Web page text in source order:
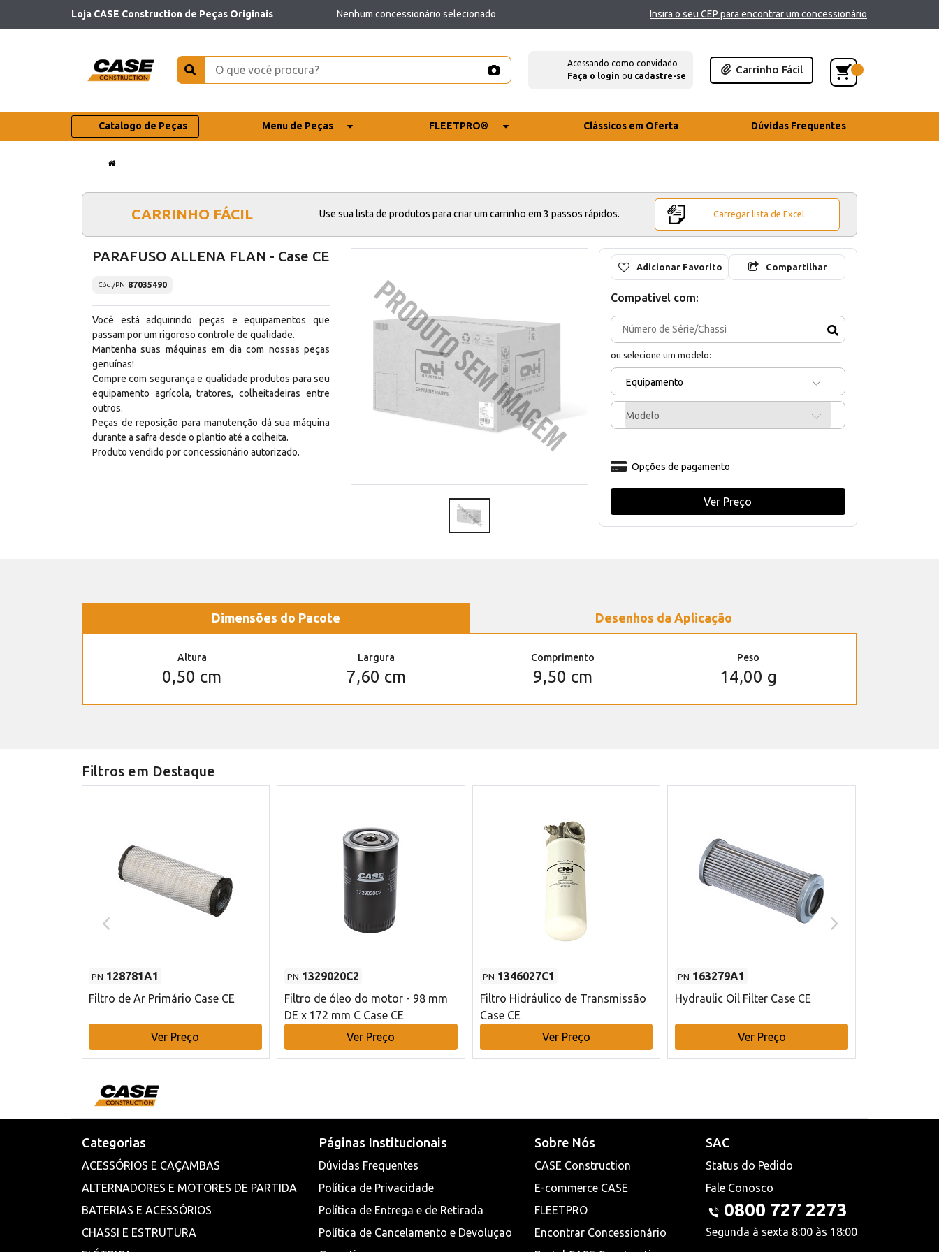
Loja CASE Construction de Peças Originais Nenhum concessionário selecionado Insira o seu CEP para encontrar um concessionário
Acessando como convidado
Faça o login ou cadastre-se
Carrinho Fácil
Catalogo de Peças Menu de Peças FLEETPRO® Clássicos em Oferta Dúvidas Frequentes
CARRINHO FÁCIL Use sua lista de produtos para criar um carrinho em 3 passos rápidos. Carregar lista de Excel
PARAFUSO ALLENA FLAN - Case CE
Cód./PN 87035490
Você está adquirindo peças e equipamentos que
passam por um rigoroso controle de qualidade.
Mantenha suas máquinas em dia com nossas peças
genuínas!
Compre com segurança e qualidade produtos para seu
equipamento agrícola, tratores, colheitadeiras entre
outros.
Peças de reposição para manutenção dá sua máquina
durante a safra desde o plantio até a colheita.
Produto vendido por concessionário autorizado.
Adicionar Favorito Compartilhar
Compativel com:
ou selecione um modelo:
Equipamento
Modelo
Opções de pagamento
Ver Preço
Dimensões do Pacote Desenhos da Aplicação
Altura
0,50 cm
Largura
7,60 cm
Comprimento
9,50 cm
Peso
14,00 g
Filtros em Destaque
PN 128781A1
Filtro de Ar Primário Case CE
Ver Preço
PN 1329020C2
Filtro de óleo do motor - 98 mm
DE x 172 mm C Case CE
Ver Preço
PN 1346027C1
Filtro Hidráulico de Transmissão
Case CE
Ver Preço
PN 163279A1
Hydraulic Oil Filter Case CE
Ver Preço
Categorias
ACESSÓRIOS E CAÇAMBAS
ALTERNADORES E MOTORES DE PARTIDA
BATERIAS E ACESSÓRIOS
CHASSI E ESTRUTURA
Páginas Institucionais
Dúvidas Frequentes
Política de Privacidade
Política de Entrega e de Retirada
Política de Cancelamento e Devoluçao
Sobre Nós
CASE Construction
E-commerce CASE
FLEETPRO
Encontrar Concessionário
SAC
Status do Pedido
Fale Conosco
0800 727 2273
Segunda à sexta 8:00 às 18:00